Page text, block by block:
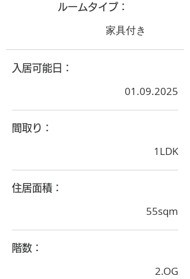
ルームタイプ：
家具付き
入居可能日：
01.09.2025
間取り：
1LDK
住居面積：
55sqm
階数：
2.OG